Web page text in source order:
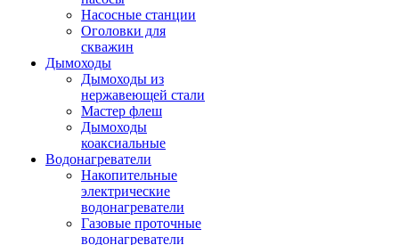
Насосные станции
Оголовки для
скважин
Дымоходы
Дымоходы из
нержавеющей стали
Мастер флеш
Дымоходы
коаксиальные
Водонагреватели
Накопительные
электрические
водонагреватели
Газовые проточные
водонагреватели